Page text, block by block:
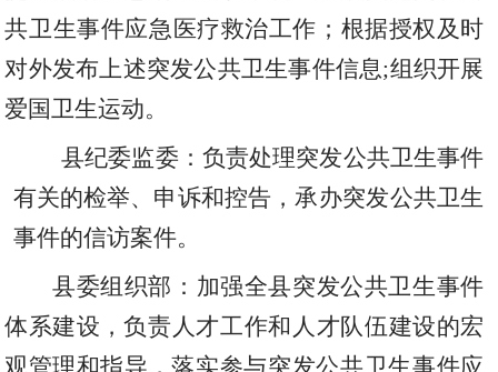
共卫生事件应急医疗救治工作；根据授权及时
对外发布上述突发公共卫生事件信息;组织开展
爱国卫生运动。
县纪委监委：负责处理突发公共卫生事件
有关的检举、 申诉和控告 ，承办突发公共卫生
事件的信访案件。
县委组织部：加强全县突发公共卫生事件
体系建设 ，负责人才工作和人才队伍建设的宏
观管理和指导 ，落实参与突发公共卫生事件应